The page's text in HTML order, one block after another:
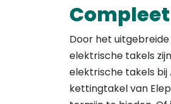
Door het
elektrische takels
elektrische takels bij
kettingtakel van